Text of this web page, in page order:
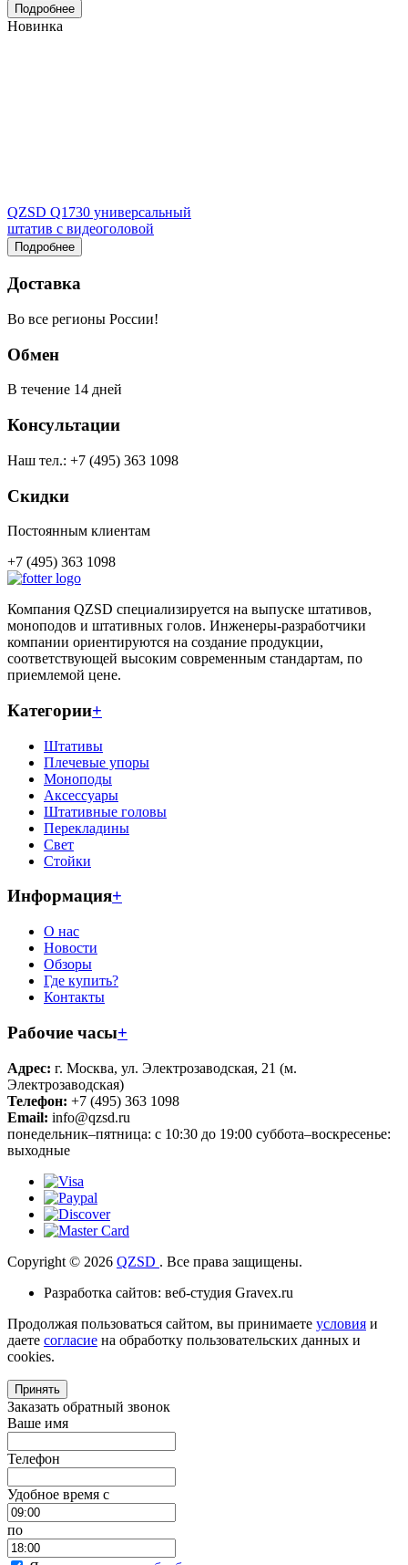
Подробнее
Новинка
QZSD Q1730 универсальный
штатив с видеоголовой
Подробнее
Доставка
Во все регионы России!
Обмен
В течение 14 дней
Консультации
Наш тел.: +7 (495) 363 1098
Скидки
Постоянным клиентам
+7 (495) 363 1098
Компания QZSD специализируется на выпуске штативов,
моноподов и штативных голов. Инженеры-разработчики
компании ориентируются на создание продукции,
соответствующей высоким современным стандартам, по
приемлемой цене.
Категории+
Штативы
Плечевые упоры
Моноподы
Аксессуары
Штативные головы
Перекладины
Свет
Стойки
Информация+
О нас
Новости
Обзоры
Где купить?
Контакты
Рабочие часы+
Адрес: г. Москва, ул. Электрозаводская, 21 (м.
Электрозаводская)
Телефон: +7 (495) 363 1098
Email: info@qzsd.ru
понедельник–пятница: с 10:30 до 19:00 суббота–воскресенье:
выходные
Copyright © 2026 QZSD . Все права защищены.
Разработка сайтов: веб-студия Gravex.ru
Продолжая пользоваться сайтом, вы принимаете условия и
даете согласие на обработку пользовательских данных и
cookies.
Принять
Заказать обратный звонок
Ваше имя
Телефон
Удобное время c
по